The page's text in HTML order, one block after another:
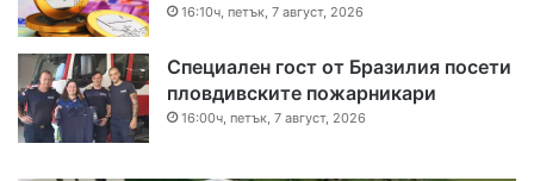
16:10ч, петък, 7 август, 2026
Специален гост от Бразилия посети
пловдивските пожарникари
16:00ч, петък, 7 август, 2026